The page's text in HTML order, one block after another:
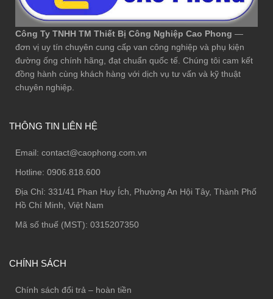
Công Ty TNHH TM Thiết Bị Công Nghiệp Cao Phong —
đơn vị uy tín chuyên cung cấp van công nghiệp và phụ kiện
đường ống chính hãng, đạt chuẩn quốc tế. Chúng tôi cam kết
đồng hành cùng khách hàng với dịch vụ tư vấn và kỹ thuật
chuyên nghiệp.
THÔNG TIN LIÊN HỆ
Email: contact@caophong.com.vn
Hotline: 0906.818.600
Địa Chỉ: 331/41 Phan Huy Ích, Phường An Hội Tây, Thành Phố
Hồ Chí Minh, Việt Nam
Mã số thuế (MST): 0315207350
CHÍNH SÁCH
Chính sách đổi trả – hoàn tiền